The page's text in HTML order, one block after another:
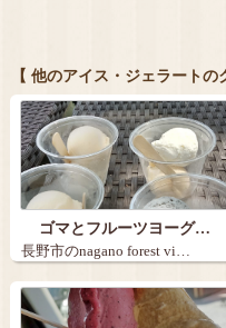
【 他のアイス・ジェラートの
ゴマとフルーツヨーグ…
長野市のnagano forest vi…